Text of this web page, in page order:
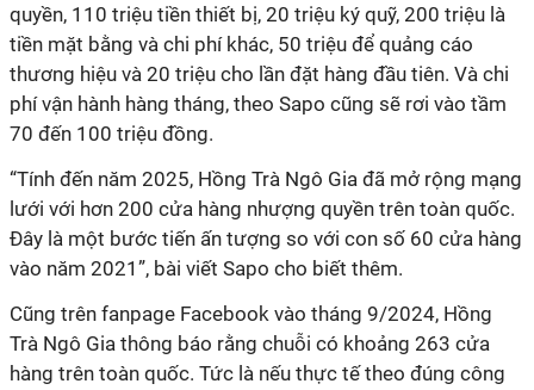
quyền, 110 triệu tiền thiết bị, 20 triệu ký quỹ, 200 triệu là
tiền mặt bằng và chi phí khác, 50 triệu để quảng cáo
thương hiệu và 20 triệu cho lần đặt hàng đầu tiên. Và chi
phí vận hành hàng tháng, theo Sapo cũng sẽ rơi vào tầm
70 đến 100 triệu đồng.
“Tính đến năm 2025, Hồng Trà Ngô Gia đã mở rộng mạng
lưới với hơn 200 cửa hàng nhượng quyền trên toàn quốc.
Đây là một bước tiến ấn tượng so với con số 60 cửa hàng
vào năm 2021”, bài viết Sapo cho biết thêm.
Cũng trên fanpage Facebook vào tháng 9/2024, Hồng
Trà Ngô Gia thông báo rằng chuỗi có khoảng 263 cửa
hàng trên toàn quốc. Tức là nếu thực tế theo đúng công